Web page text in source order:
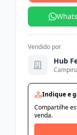
Vendido por
Hub
Indique e
Compartilhe
venda.